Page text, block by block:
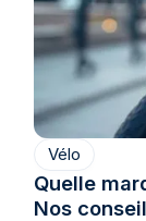
Vélo
Quelle
Nos